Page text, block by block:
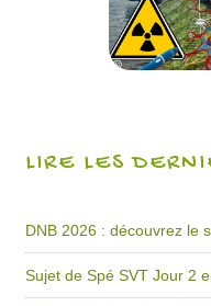
LIRE LES
DNB 2026 : découvrez le
Sujet de Spé SVT Jour 2